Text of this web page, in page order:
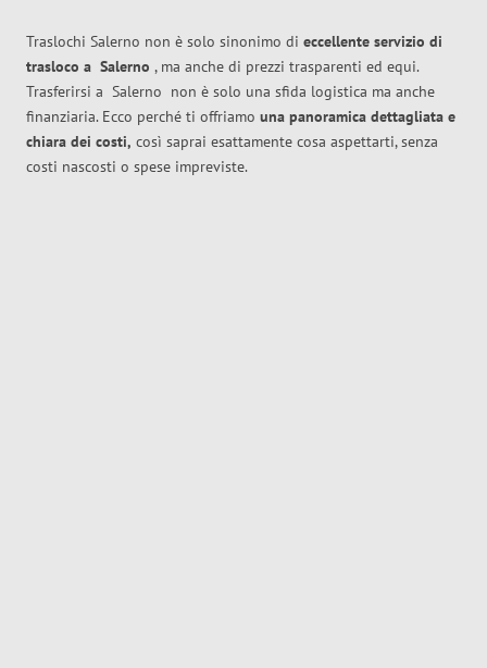
Traslochi Salerno non è solo sinonimo di eccellente servizio di
trasloco a Salerno , ma anche di prezzi trasparenti ed equi.
Trasferirsi a Salerno non è solo una sfida logistica ma anche
finanziaria. Ecco perché ti offriamo una panoramica dettagliata e
chiara dei costi, così saprai esattamente cosa aspettarti, senza
costi nascosti o spese impreviste.